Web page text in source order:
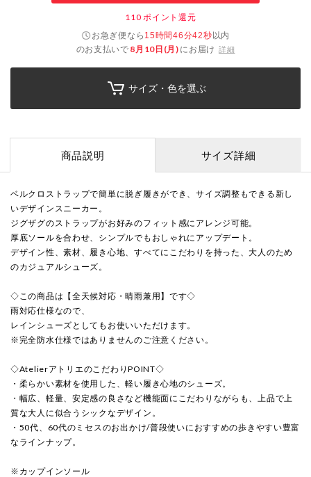
110 ポイント還元
お急ぎ便なら 15時間46分41秒以内
のお支払いで 8月10日(月) にお届け 詳細
サイズ・色を選ぶ
商品説明 サイズ詳細
ベルクロストラップで簡単に脱ぎ履きができ、サイズ調整もできる新し
いデザインスニーカー。
ジグザグのストラップがお好みのフィット感にアレンジ可能。
厚底ソールを合わせ、シンプルでもおしゃれにアップデート。
デザイン性、素材、履き心地、すべてにこだわりを持った、大人のため
のカジュアルシューズ。
◇この商品は【全天候対応・晴雨兼用】です◇
雨対応仕様なので、
レインシューズとしてもお使いいただけます。
※完全防水仕様ではありませんのご注意ください。
◇AtelierアトリエのこだわりPOINT◇
・柔らかい素材を使用した、軽い履き心地のシューズ。
・幅広、軽量、安定感の良さなど機能面にこだわりながらも、上品で上
質な大人に似合うシックなデザイン。
・50代、60代のミセスのお出かけ/普段使いにおすすめの歩きやすい豊富
なラインナップ。
※カップインソール